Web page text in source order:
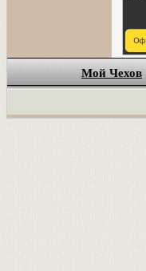
Мой Чехов